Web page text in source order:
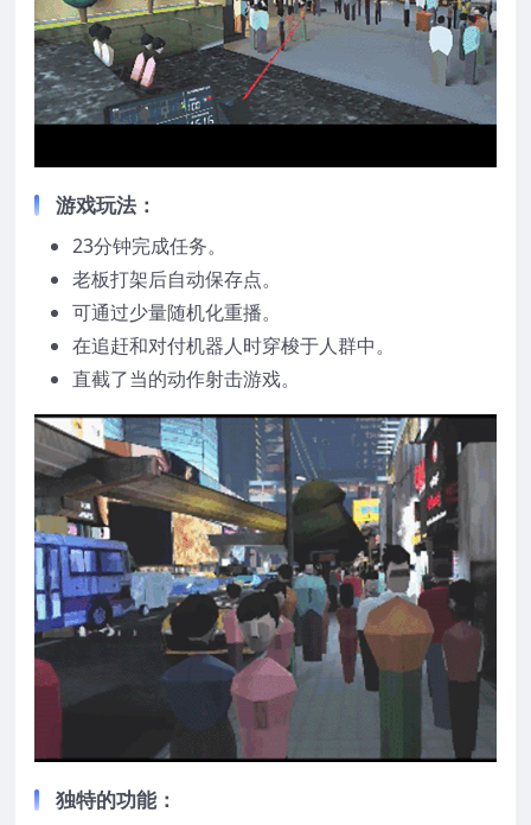
游戏玩法：
23分钟完成任务。
老板打架后自动保存点。
可通过少量随机化重播。
在追赶和对付机器人时穿梭于人群中。
直截了当的动作射击游戏。
独特的功能：